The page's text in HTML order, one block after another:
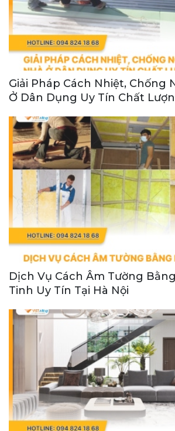
Giải Pháp Cách Nhiệt, Chống
Ở Dân Dụng Uy Tín Chất
Dịch Vụ Cách Âm Tường
Tinh Uy Tín Tại Hà Nội